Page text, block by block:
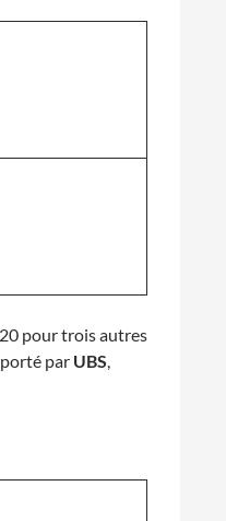
pour trois autres
par UBS,